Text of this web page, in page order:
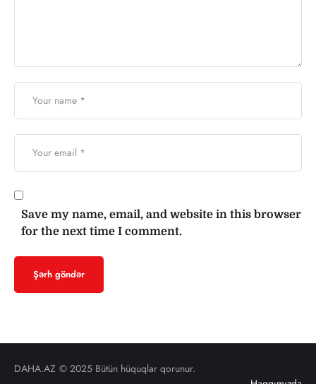
Save my name, email, and website in this browser
for the next time I comment.
DAHA.AZ © 2025 Bütün hüquqlar qorunur.